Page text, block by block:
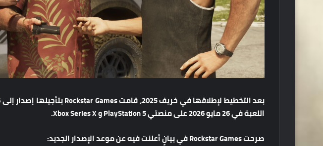
اللعبة في 26 مايو 2026 على منصتي PlayStation 5 و Xbox Series X.
صرحت Rockstar Games في بيانٍ أعلنت فيه عن موعد الإصدار الجديد: